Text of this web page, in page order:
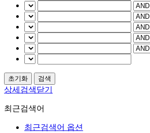
상세검색닫기
최근검색어
최근검색어 옵션